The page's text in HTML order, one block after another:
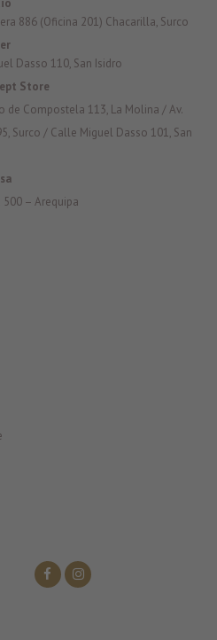
886 (Oficina 201) Chacarilla, Surco
Dasso 110, San Isidro
Store
de Compostela 113, La Molina / Av.
Surco / Calle Miguel Dasso 101, San
500 – Arequipa